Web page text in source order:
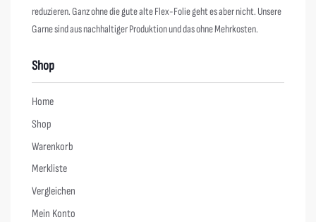
reduzieren. Ganz ohne die gute alte Flex-Folie geht es aber nicht. Unsere
Garne sind aus nachhaltiger Produktion und das ohne Mehrkosten.
Shop
Home
Shop
Warenkorb
Merkliste
Vergleichen
Mein Konto